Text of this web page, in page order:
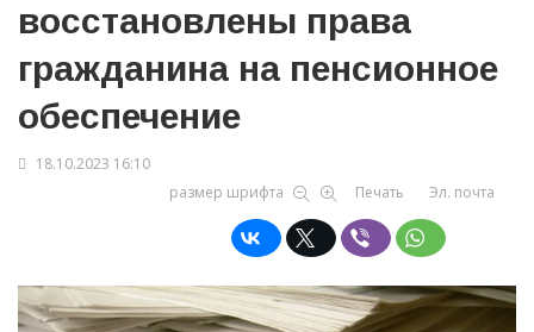
восстановлены права
гражданина на пенсионное
обеспечение
18.10.2023 16:10
размер шрифта
Печать Эл. почта